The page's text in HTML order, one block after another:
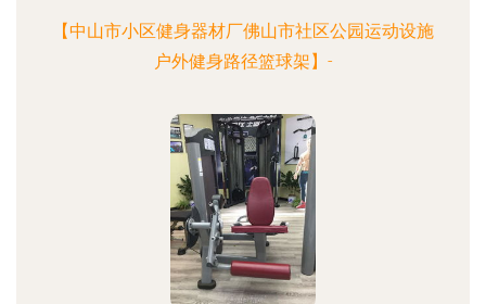
【中山市小区健身器材厂佛山市社区公园运动设施
户外健身路径篮球架】-